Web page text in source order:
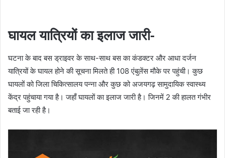
घायल यात्रियों का इलाज जारी-
घटना के बाद बस ड्राइवर के साथ-साथ बस का कंडक्टर और आधा दर्जन
यात्रियों के घायल होने की सूचना मिलते ही 108 एंबुलेंस मौके पर पहुंची। कुछ
घायलों को जिला चिकित्सालय पन्ना और कुछ को अजयगढ़ सामुदायिक स्वास्थ्य
केंद्र पहुंचाया गया है। जहाँ घायलों का इलाज जारी है। जिनमें 2 की हालत गंभीर
बताई जा रही है।